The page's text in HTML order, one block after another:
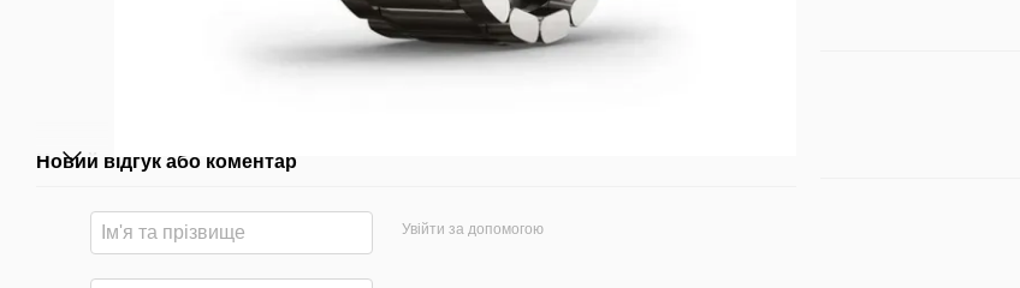
Новий відгук або коментар
Увійти за допомогою